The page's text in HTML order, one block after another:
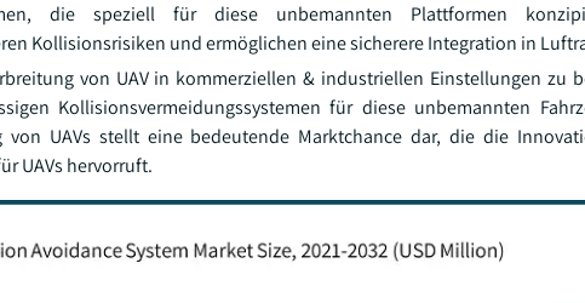
die speziell für diese unbemannten Plattformen
Kollisionsrisiken und ermöglichen eine sicherere Integration in
von UAV in kommerziellen & industriellen Einstellungen zu
Kollisionsvermeidungssystemen für diese unbemannten
von UAVs stellt eine bedeutende Marktchance dar, die die
UAVs hervorruft.